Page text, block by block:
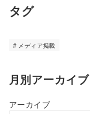
タグ
メディア掲載
月別アーカイブ
アーカイブ